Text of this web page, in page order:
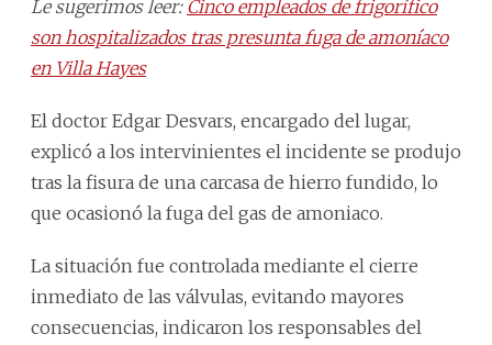
Le sugerimos leer: Cinco empleados de frigorífico
son hospitalizados tras presunta fuga de amoníaco
en Villa Hayes
El doctor Edgar Desvars, encargado del lugar,
explicó a los intervinientes el incidente se produjo
tras la fisura de una carcasa de hierro fundido, lo
que ocasionó la fuga del gas de amoniaco.
La situación fue controlada mediante el cierre
inmediato de las válvulas, evitando mayores
consecuencias, indicaron los responsables del